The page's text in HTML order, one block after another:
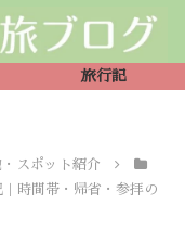
旅行記
スポット紹介
｜時間帯・帰省・参拝の